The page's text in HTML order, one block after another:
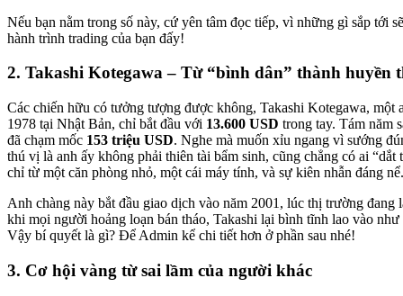
Nếu bạn nằm trong số này, cứ yên tâm đọc tiếp, vì những gì sắp tới
hành trình trading của bạn đấy!
2. Takashi Kotegawa – Từ “bình dân” thành huyền
Các chiến hữu có tưởng tượng được không, Takashi Kotegawa, một
1978 tại Nhật Bản, chỉ bắt đầu với 13.600 USD trong tay. Tám năm
đã chạm mốc 153 triệu USD. Nghe mà muốn xỉu ngang vì sướng
thú vị là anh ấy không phải thiên tài bẩm sinh, cũng chẳng có ai “dắt
chỉ từ một căn phòng nhỏ, một cái máy tính, và sự kiên nhẫn đáng nể.
Anh chàng này bắt đầu giao dịch vào năm 2001, lúc thị trường đang
khi mọi người hoảng loạn bán tháo, Takashi lại bình tĩnh lao vào như
Vậy bí quyết là gì? Để Admin kể chi tiết hơn ở phần sau nhé!
3. Cơ hội vàng từ sai lầm của người khác